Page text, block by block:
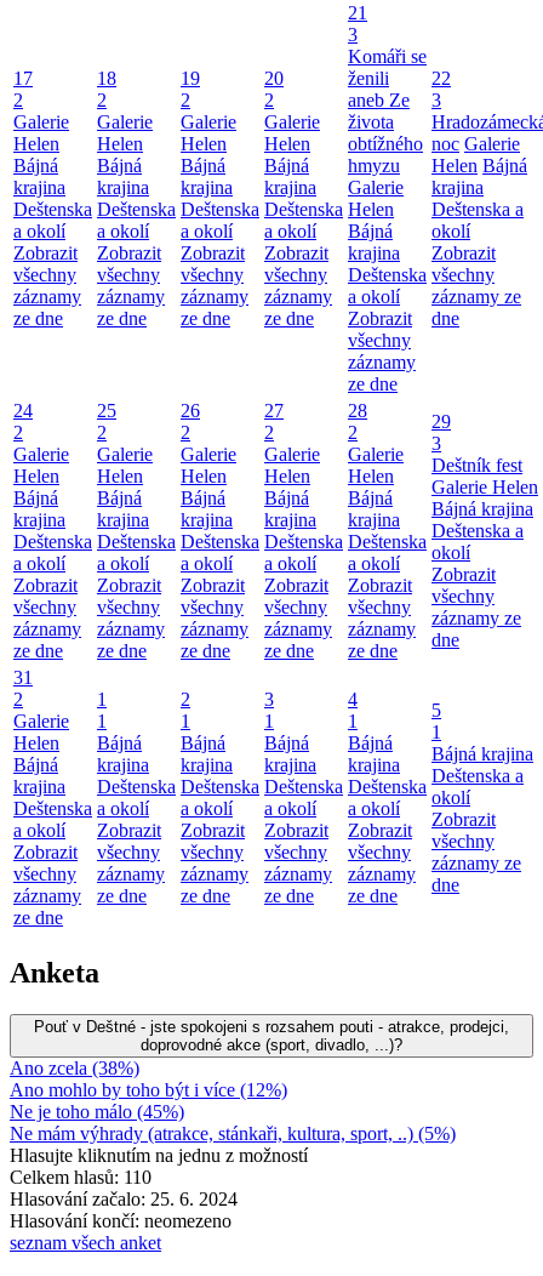
17
2
Galerie
Helen
Bájná
krajina
Deštenska
a okolí
Zobrazit
všechny
záznamy
ze dne
18
2
Galerie
Helen
Bájná
krajina
Deštenska
a okolí
Zobrazit
všechny
záznamy
ze dne
19
2
Galerie
Helen
Bájná
krajina
Deštenska
a okolí
Zobrazit
všechny
záznamy
ze dne
20
2
Galerie
Helen
Bájná
krajina
Deštenska
a okolí
Zobrazit
všechny
záznamy
ze dne
21
3
Komáři se
ženili
aneb Ze
života
obtížného
hmyzu
Galerie
Helen
Bájná
krajina
Deštenska
a okolí
Zobrazit
všechny
záznamy
ze dne
22
3
noc Galerie
Helen Bájná
krajina
Deštenska a
okolí
Zobrazit
všechny
záznamy ze
dne
24
2
Galerie
Helen
Bájná
krajina
Deštenska
a okolí
Zobrazit
všechny
záznamy
ze dne
25
2
Galerie
Helen
Bájná
krajina
Deštenska
a okolí
Zobrazit
všechny
záznamy
ze dne
26
2
Galerie
Helen
Bájná
krajina
Deštenska
a okolí
Zobrazit
všechny
záznamy
ze dne
27
2
Galerie
Helen
Bájná
krajina
Deštenska
a okolí
Zobrazit
všechny
záznamy
ze dne
28
2
Galerie
Helen
Bájná
krajina
Deštenska
a okolí
Zobrazit
všechny
záznamy
ze dne
29
3
Deštník fest
Galerie Helen
Bájná krajina
Deštenska a
okolí
Zobrazit
všechny
záznamy ze
dne
31
2
Galerie
Helen
Bájná
krajina
Deštenska
a okolí
Zobrazit
všechny
záznamy
ze dne
1
1
Bájná
krajina
Deštenska
a okolí
Zobrazit
všechny
záznamy
ze dne
2
1
Bájná
krajina
Deštenska
a okolí
Zobrazit
všechny
záznamy
ze dne
3
1
Bájná
krajina
Deštenska
a okolí
Zobrazit
všechny
záznamy
ze dne
4
1
Bájná
krajina
Deštenska
a okolí
Zobrazit
všechny
záznamy
ze dne
5
1
Bájná krajina
Deštenska a
okolí
Zobrazit
všechny
záznamy ze
dne
Anketa
Pouť v Deštné - jste spokojeni s rozsahem pouti - atrakce, prodejci,
doprovodné akce (sport, divadlo, ...)?
Ano zcela (38%)
Ano mohlo by toho být i více (12%)
Ne je toho málo (45%)
Ne mám výhrady (atrakce, stánkaři, kultura, sport, ..) (5%)
Hlasujte kliknutím na jednu z možností
Celkem hlasů: 110
Hlasování začalo: 25. 6. 2024
Hlasování končí: neomezeno
seznam všech anket